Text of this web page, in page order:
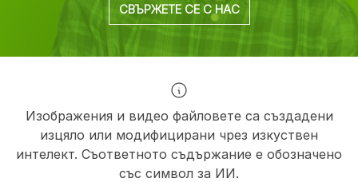
СВЪРЖЕТЕ СЕ С НАС
Изображения и видео файловете са създадени
изцяло или модифицирани чрез изкуствен
интелект. Съответното съдържание е обозначено
със символ за ИИ.